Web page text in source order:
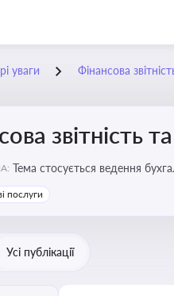
уваги Фінансова
звітність
Тема стосується ведення
послуги
Усі публікації